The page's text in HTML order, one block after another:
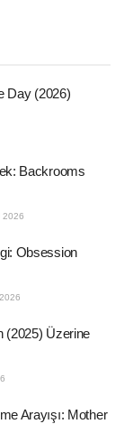
Day (2026)
Backrooms
2026
Obsession
(2025) Üzerine
Arayışı: Mother